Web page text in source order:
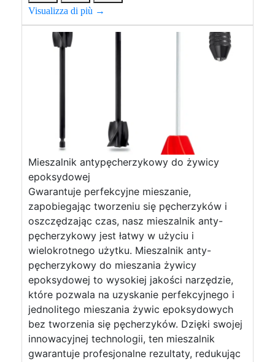
Visualizza di più →
Mieszalnik antypęcherzykowy do żywicy
epoksydowej
Gwarantuje perfekcyjne mieszanie,
zapobiegając tworzeniu się pęcherzyków i
oszczędzając czas, nasz mieszalnik anty-
pęcherzykowy jest łatwy w użyciu i
wielokrotnego użytku. Mieszalnik anty-
pęcherzykowy do mieszania żywicy
epoksydowej to wysokiej jakości narzędzie,
które pozwala na uzyskanie perfekcyjnego i
jednolitego mieszania żywic epoksydowych
bez tworzenia się pęcherzyków. Dzięki swojej
innowacyjnej technologii, ten mieszalnik
gwarantuje profesjonalne rezultaty, redukując